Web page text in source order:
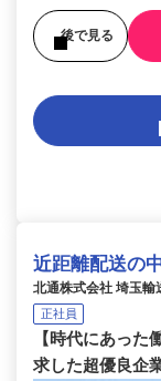
後で見る
近距離配送の
北通株式会社 埼玉輸
正社員
【時代にあった
求した超優良企